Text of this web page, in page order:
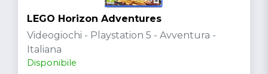
LEGO Horizon Adventures
Videogiochi - Playstation 5 - Avventura -
Italiana
Disponibile